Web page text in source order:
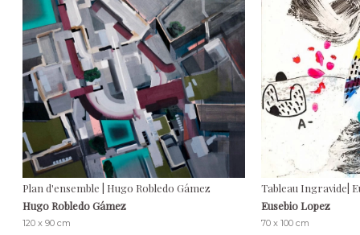
Plan d'ensemble | Hugo Robledo Gámez
Hugo Robledo Gámez
120 x 90 cm
Tableau Ingravide|
Eusebio Lopez
70 x 100 cm